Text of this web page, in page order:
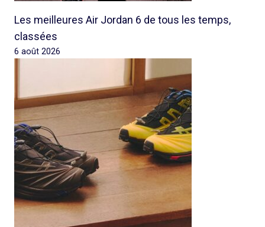
Les meilleures Air Jordan 6 de tous les temps,
classées
6 août 2026